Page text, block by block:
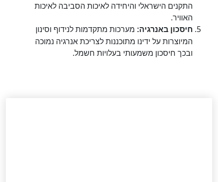
התקנים הישראלי והיחידה לאיכות הסביבה לאיכות
האוויר.
חיסכון באנרגיה: מערכות מתקדמות לנידוף וסינון
המיוצרות על ידינו מתוכננות לצריכת אנרגיה נמוכה
ובכך חיסכון משמעותי בעלויות חשמל.